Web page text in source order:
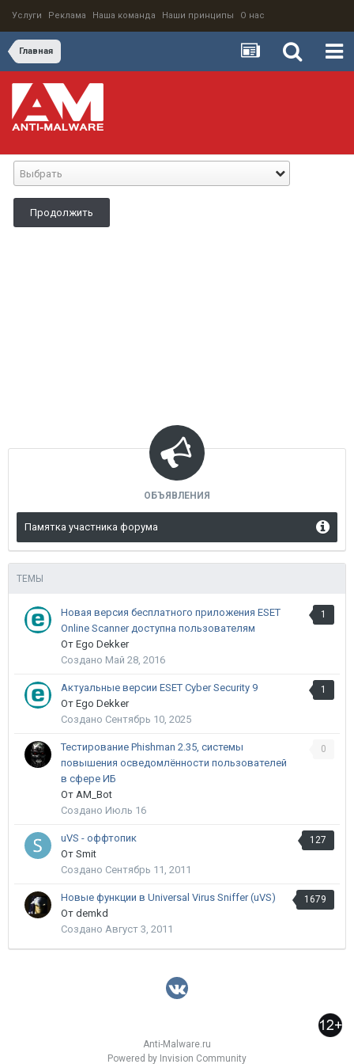
Услуги Реклама Наша команда Наши принципы О нас
Главная
Выбрать
Продолжить
ОБЪЯВЛЕНИЯ
Памятка участника форума
ТЕМЫ
1
Новая версия бесплатного приложения ESET
Online Scanner доступна пользователям
От Ego Dekker
Создано Май 28, 2016
1
Актуальные версии ESET Cyber Security 9
От Ego Dekker
Создано Сентябрь 10, 2025
0
Тестирование Phishman 2.35, системы
повышения осведомлённости пользователей
в сфере ИБ
От AM_Bot
Создано Июль 16
127
uVS - оффтопик
От Smit
Создано Сентябрь 11, 2011
1679
Новые функции в Universal Virus Sniffer (uVS)
От demkd
Создано Август 3, 2011
Anti-Malware.ru
Powered by Invision Community